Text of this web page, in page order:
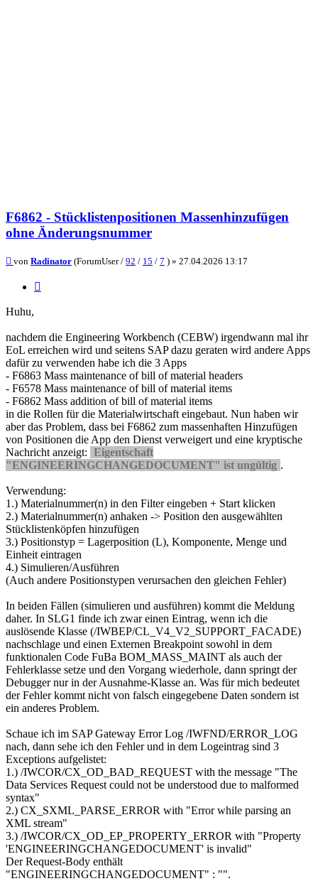
F6862 - Stücklistenpositionen Massenhinzufügen
ohne Änderungsnummer
Beitrag
von Radinator (ForumUser / 92 / 15 / 7 ) » 27.04.2026 13:17
Huhu,
nachdem die Engineering Workbench (CEBW) irgendwann mal ihr
EoL erreichen wird und seitens SAP dazu geraten wird andere Apps
dafür zu verwenden habe ich die 3 Apps
- F6863 Mass maintenance of bill of material headers
- F6578 Mass maintenance of bill of material items
- F6862 Mass addition of bill of material items
in die Rollen für die Materialwirtschaft eingebaut. Nun haben wir
aber das Problem, dass bei F6862 zum massenhaften Hinzufügen
von Positionen die App den Dienst verweigert und eine kryptische
Nachricht anzeigt: Eigentschaft
"ENGINEERINGCHANGEDOCUMENT" ist ungültig .
Verwendung:
1.) Materialnummer(n) in den Filter eingeben + Start klicken
2.) Materialnummer(n) anhaken -> Position den ausgewählten
Stücklistenköpfen hinzufügen
3.) Positionstyp = Lagerposition (L), Komponente, Menge und
Einheit eintragen
4.) Simulieren/Ausführen
(Auch andere Positionstypen verursachen den gleichen Fehler)
In beiden Fällen (simulieren und ausführen) kommt die Meldung
daher. In SLG1 finde ich zwar einen Eintrag, wenn ich die
auslösende Klasse (/IWBEP/CL_V4_V2_SUPPORT_FACADE)
nachschlage und einen Externen Breakpoint sowohl in dem
funktionalen Code FuBa BOM_MASS_MAINT als auch der
Fehlerklasse setze und den Vorgang wiederhole, dann springt der
Debugger nur in der Ausnahme-Klasse an. Was für mich bedeutet
der Fehler kommt nicht von falsch eingegebene Daten sondern ist
ein anderes Problem.
Schaue ich im SAP Gateway Error Log /IWFND/ERROR_LOG
nach, dann sehe ich den Fehler und in dem Logeintrag sind 3
Exceptions aufgelistet:
1.) /IWCOR/CX_OD_BAD_REQUEST with the message "The
Data Services Request could not be understood due to malformed
syntax"
2.) CX_SXML_PARSE_ERROR with "Error while parsing an
XML stream"
3.) /IWCOR/CX_OD_EP_PROPERTY_ERROR with "Property
'ENGINEERINGCHANGEDOCUMENT' is invalid"
Der Request-Body enthält
"ENGINEERINGCHANGEDOCUMENT" : "".